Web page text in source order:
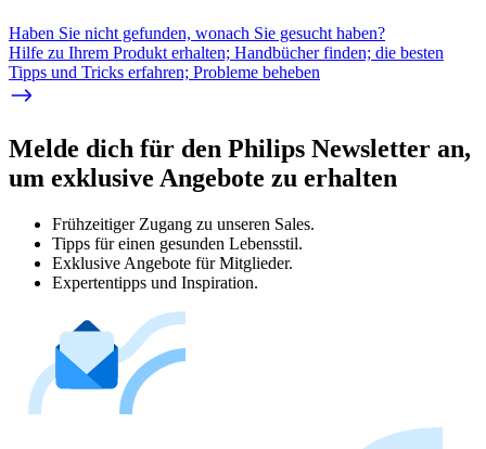
Haben Sie nicht gefunden, wonach Sie gesucht haben?
Hilfe zu Ihrem Produkt erhalten; Handbücher finden; die besten
Tipps und Tricks erfahren; Probleme beheben
Melde dich für den Philips Newsletter an,
um exklusive Angebote zu erhalten
Frühzeitiger Zugang zu unseren Sales.
Tipps für einen gesunden Lebensstil.
Exklusive Angebote für Mitglieder.
Expertentipps und Inspiration.